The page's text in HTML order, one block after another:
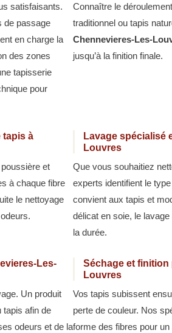
satisfaisants.
de passage
en charge la
des zones
tapisserie
pour
Connaître le
traditionnel ou tapis
Chennevieres-Les-
jusqu’à la finition finale.
tapis à
et
à chaque fibre
le nettoyage
Lavage spécialisé
Louvres
Que vous souhaitiez
experts identifient le
convient aux tapis et
délicat en soie, le
la durée.
Les-
Un produit
tapis afin de
odeurs et de la
Séchage et
Louvres
Vos tapis subissent
perte de couleur. Nos
forme des fibres pour